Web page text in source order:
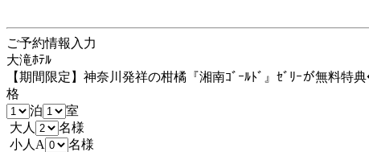
ご予約情報入力
大滝ﾎﾃﾙ
【期間限定】神奈川発祥の柑橘『湘南ｺﾞｰﾙﾄﾞ』ｾﾞﾘｰが無料
格
泊
室
大人
名様
小人A
名様